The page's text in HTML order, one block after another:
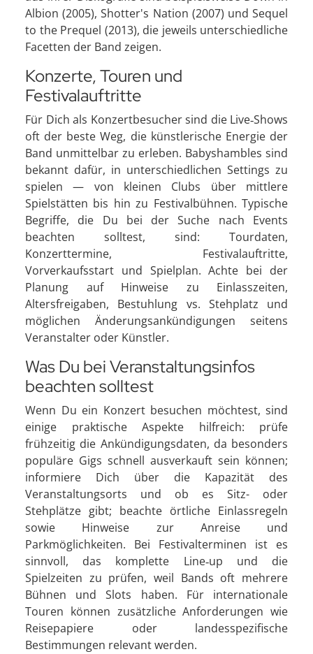
Albion (2005), Shotter's Nation (2007) und Sequel
to the Prequel (2013), die jeweils unterschiedliche
Facetten der Band zeigen.
Konzerte, Touren und
Festivalauftritte
Für Dich als Konzertbesucher sind die Live‑Shows
oft der beste Weg, die künstlerische Energie der
Band unmittelbar zu erleben. Babyshambles sind
bekannt dafür, in unterschiedlichen Settings zu
spielen — von kleinen Clubs über mittlere
Spielstätten bis hin zu Festivalbühnen. Typische
Begriffe, die Du bei der Suche nach Events
beachten solltest, sind: Tourdaten,
Konzerttermine, Festivalauftritte,
Vorverkaufsstart und Spielplan. Achte bei der
Planung auf Hinweise zu Einlasszeiten,
Altersfreigaben, Bestuhlung vs. Stehplatz und
möglichen Änderungsankündigungen seitens
Veranstalter oder Künstler.
Was Du bei Veranstaltungsinfos
beachten solltest
Wenn Du ein Konzert besuchen möchtest, sind
einige praktische Aspekte hilfreich: prüfe
frühzeitig die Ankündigungsdaten, da besonders
populäre Gigs schnell ausverkauft sein können;
informiere Dich über die Kapazität des
Veranstaltungsorts und ob es Sitz- oder
Stehplätze gibt; beachte örtliche Einlassregeln
sowie Hinweise zur Anreise und
Parkmöglichkeiten. Bei Festivalterminen ist es
sinnvoll, das komplette Line‑up und die
Spielzeiten zu prüfen, weil Bands oft mehrere
Bühnen und Slots haben. Für internationale
Touren können zusätzliche Anforderungen wie
Reisepapiere oder landesspezifische
Bestimmungen relevant werden.